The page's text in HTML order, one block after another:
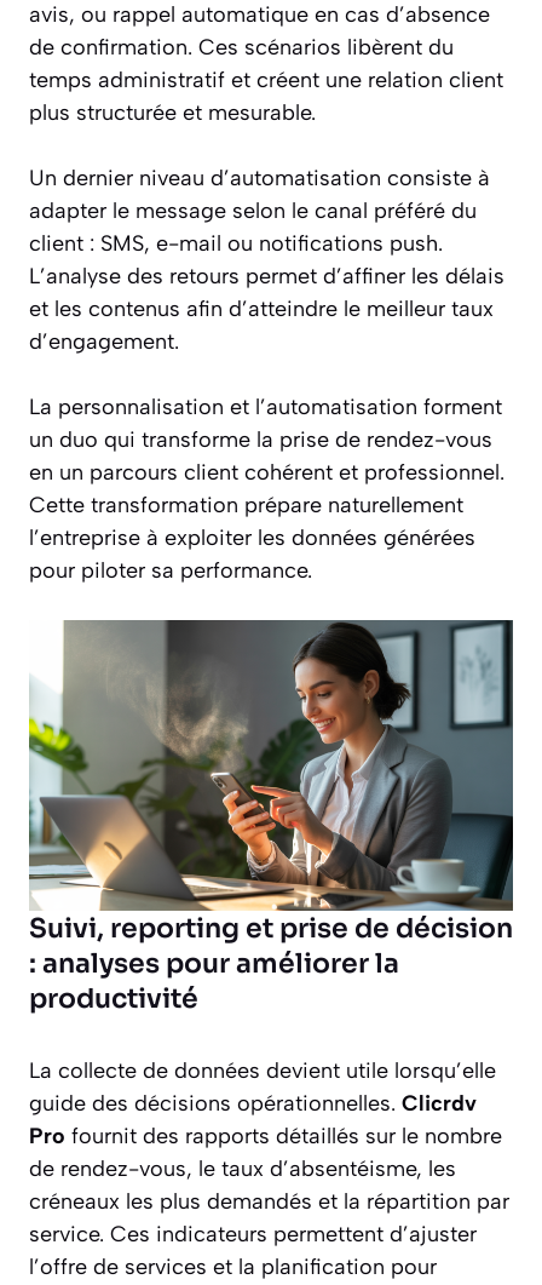
avis, ou rappel automatique en cas d’absence
de confirmation. Ces scénarios libèrent du
temps administratif et créent une relation client
plus structurée et mesurable.
Un dernier niveau d’automatisation consiste à
adapter le message selon le canal préféré du
client : SMS, e-mail ou notifications push.
L’analyse des retours permet d’affiner les délais
et les contenus afin d’atteindre le meilleur taux
d’engagement.
La personnalisation et l’automatisation forment
un duo qui transforme la prise de rendez-vous
en un parcours client cohérent et professionnel.
Cette transformation prépare naturellement
l’entreprise à exploiter les données générées
pour piloter sa performance.
Suivi, reporting et prise de décision
: analyses pour améliorer la
productivité
La collecte de données devient utile lorsqu’elle
guide des décisions opérationnelles. Clicrdv
Pro fournit des rapports détaillés sur le nombre
de rendez-vous, le taux d’absentéisme, les
créneaux les plus demandés et la répartition par
service. Ces indicateurs permettent d’ajuster
l’offre de services et la planification pour